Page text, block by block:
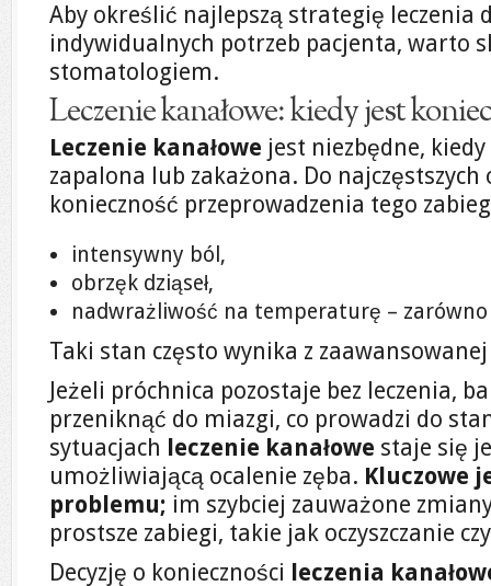
Aby określić najlepszą strategię leczenia
indywidualnych potrzeb pacjenta, warto
stomatologiem.
Leczenie kanałowe: kiedy jest
Leczenie kanałowe jest niezbędne,
zapalona lub zakażona. Do najczęstszych
konieczność przeprowadzenia tego
intensywny ból,
obrzęk dziąseł,
nadwrażliwość na temperaturę – zarówno
Taki stan często wynika z
Jeżeli próchnica pozostaje bez leczenia,
przeniknąć do miazgi, co prowadzi do
sytuacjach leczenie kanałowe staje się
umożliwiającą ocalenie zęba. Kluczowe
problemu; im szybciej zauważone
prostsze zabiegi, takie jak oczyszczanie
Decyzję o konieczności leczenia